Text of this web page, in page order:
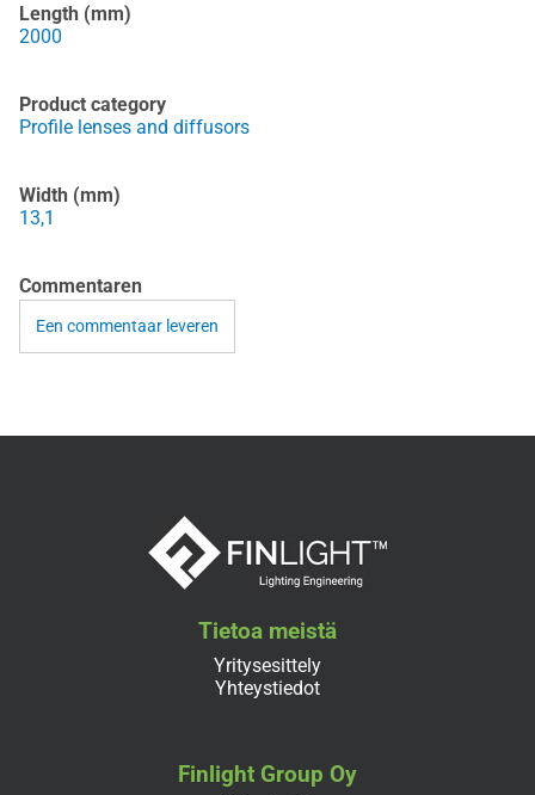
Length (mm)
2000
Product category
Profile lenses and diffusors
Width (mm)
13,1
Commentaren
Een commentaar leveren
Tietoa meistä
Yritysesittely
Yhteystiedot
Finlight Group Oy